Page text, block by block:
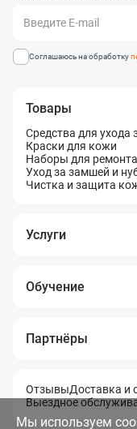
Адрес подписки
Соглашаюсь на обработку
Товары
Средства для ухода
Краски для кожи
Наборы для
Уход за замшей и
Чистка и защита
Услуги
Обучение
Партнёры
ОтзывыДоставка и
Выездное
Мы используем